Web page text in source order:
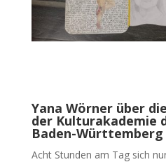
Yana Wörner über
der Kulturakademie
Baden-Württemberg
Acht Stunden am Tag sich